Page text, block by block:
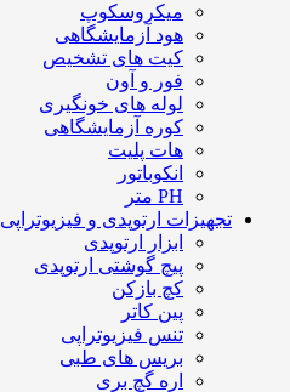
میکروسکوپ
هود آزمایشگاهی
کیت های تشخیص
فور و آون
لوله های خونگیری
کوره آزمایشگاهی
هات پلیت
انکوباتور
PH متر
تجهیزات ارتوپدی و فیزیوتراپی
ابزار ارتوپدی
پیچ گوشتی ارتوپدی
کچ بازکن
پین کاتر
تنس فیزیوتراپی
بریس های طبی
اره گچ بری